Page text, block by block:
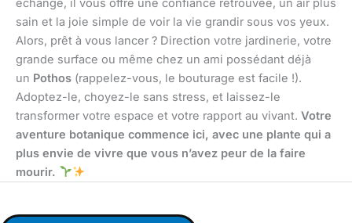
échange, il vous offre une confiance retrouvée, un air plus
sain et la joie simple de voir la vie grandir sous vos yeux.
Alors, prêt à vous lancer ? Direction votre jardinerie, votre
grande surface ou même chez un ami possédant déjà
un Pothos (rappelez-vous, le bouturage est facile !).
Adoptez-le, choyez-le sans stress, et laissez-le
transformer votre espace et votre rapport au vivant. Votre
aventure botanique commence ici, avec une plante qui a
plus envie de vivre que vous n’avez peur de la faire
mourir.